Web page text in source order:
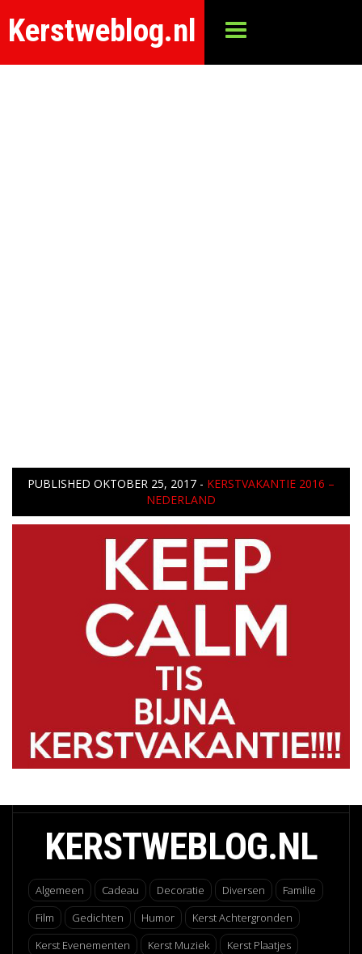
Kerstweblog.nl
PUBLISHED OKTOBER 25, 2017 - KERSTVAKANTIE 2016 –
NEDERLAND
KERSTWEBLOG.NL
Algemeen Cadeau Decoratie Diversen
Familie
Film
Gedichten Humor
Kerst Achtergronden
Kerst Evenementen
Kerst Muziek
Kerst Plaatjes